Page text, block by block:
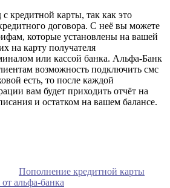
с кредитной карты, так как это
договора. С неё вы можете
которые установлены на вашей
на карту получателя
или кассой банка. Альфа-Банк
возможность подключить смс
есть, то после каждой
вам будет приходить отчёт на
и остатком на вашем балансе.
Пополнение кредитной карты
альфа-банка